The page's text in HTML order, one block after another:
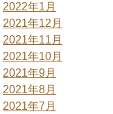
2022年1月
2021年12月
2021年11月
2021年10月
2021年9月
2021年8月
2021年7月